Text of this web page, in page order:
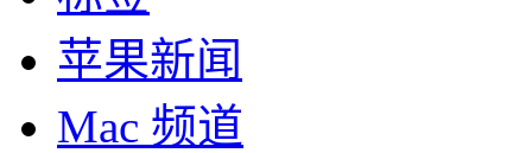
苹果新闻
Mac 频道